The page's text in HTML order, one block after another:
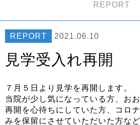
REPORT
REPORT 2021.06.10
見学受入れ再開
７月５日より見学を再開します。
当院が少し気になっている方、お
再開を心待ちにしていた方、コロ
みを保留にさせていただいた方な